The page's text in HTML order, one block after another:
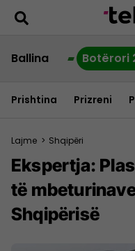
Ballina Botërori
Prishtina Prizreni
Lajme > Shqipëri
Ekspertja:
të
Shqipërisë